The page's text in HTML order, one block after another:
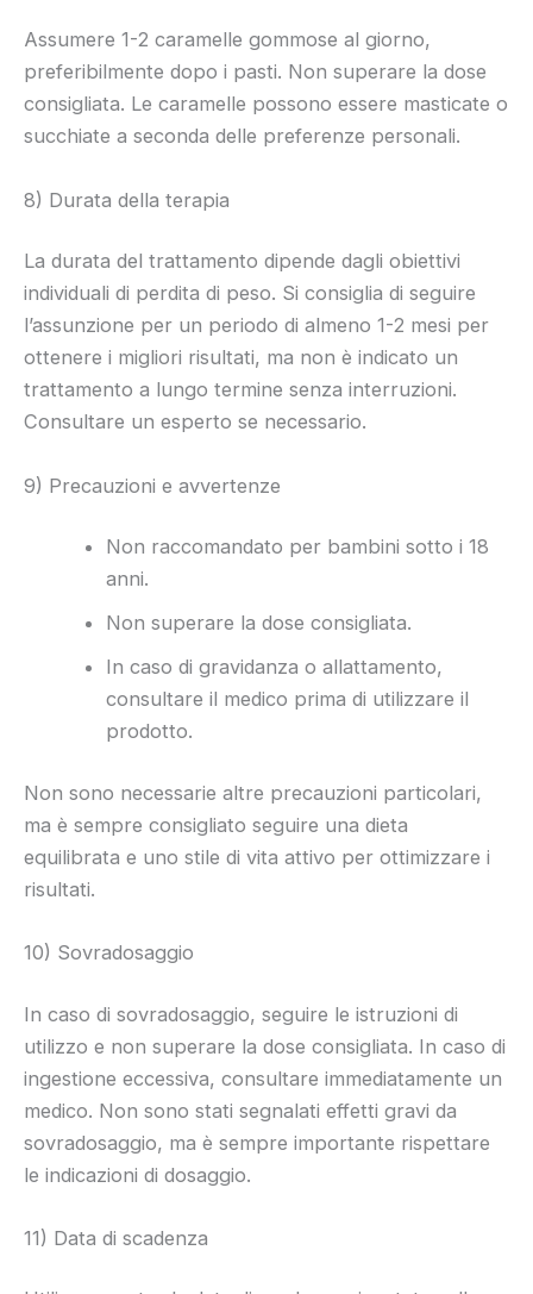
Assumere 1-2 caramelle gommose al giorno,
preferibilmente dopo i pasti. Non superare la dose
consigliata. Le caramelle possono essere masticate o
succhiate a seconda delle preferenze personali.
8) Durata della terapia
La durata del trattamento dipende dagli obiettivi
individuali di perdita di peso. Si consiglia di seguire
l’assunzione per un periodo di almeno 1-2 mesi per
ottenere i migliori risultati, ma non è indicato un
trattamento a lungo termine senza interruzioni.
Consultare un esperto se necessario.
9) Precauzioni e avvertenze
Non raccomandato per bambini sotto i 18
anni.
Non superare la dose consigliata.
In caso di gravidanza o allattamento,
consultare il medico prima di utilizzare il
prodotto.
Non sono necessarie altre precauzioni particolari,
ma è sempre consigliato seguire una dieta
equilibrata e uno stile di vita attivo per ottimizzare i
risultati.
10) Sovradosaggio
In caso di sovradosaggio, seguire le istruzioni di
utilizzo e non superare la dose consigliata. In caso di
ingestione eccessiva, consultare immediatamente un
medico. Non sono stati segnalati effetti gravi da
sovradosaggio, ma è sempre importante rispettare
le indicazioni di dosaggio.
11) Data di scadenza